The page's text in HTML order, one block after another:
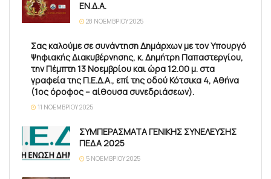
ΕΝ.Δ.Α.
28 ΝΟΕΜΒΡΊΟΥ 2025
Σας καλούμε σε συνάντηση Δημάρχων με τον Υπουργό
Ψηφιακής Διακυβέρνησης, κ. Δημήτρη Παπαστεργίου,
την Πέμπτη 13 Νοεμβρίου και ώρα 12.00 μ. στα
γραφεία της Π.Ε.Δ.Α., επί της οδού Κότσικα 4, Αθήνα
(1ος όροφος – αίθουσα συνεδριάσεων).
11 ΝΟΕΜΒΡΊΟΥ 2025
ΣΥΜΠΕΡΑΣΜΑΤΑ ΓΕΝΙΚΗΣ ΣΥΝΕΛΕΥΣΗΣ
ΠΕΔΑ 2025
5 ΝΟΕΜΒΡΊΟΥ 2025